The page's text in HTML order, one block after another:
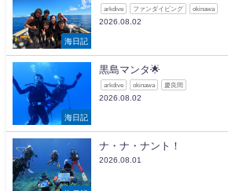
海日記
arkdive ファンダイビング okinawa
2026.08.02
海日記
黒島マンタ🌟
arkdive okinawa 慶良間
2026.08.02
ナ・ナ・ナント！
2026.08.01